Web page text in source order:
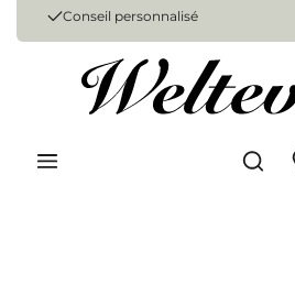
Conseil personnalisé